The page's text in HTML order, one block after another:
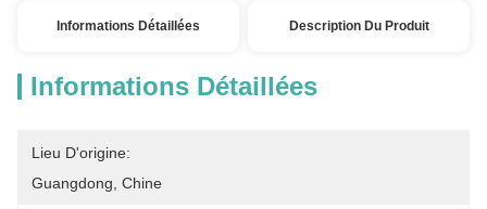
Informations Détaillées Description Du Produit
Informations Détaillées
Lieu D'origine:
Guangdong, Chine